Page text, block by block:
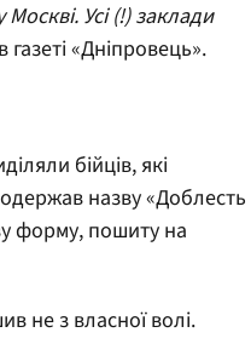
Усі (!) заклади
«Дніпровець».
бійців, які
назву «Доблесть
форму, пошиту на
не з власної волі.